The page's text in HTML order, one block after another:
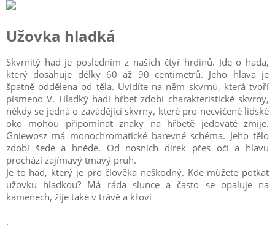
Užovka hladká
Skvrnitý had je posledním z našich čtyř hrdinů. Jde o hada,
který dosahuje délky 60 až 90 centimetrů. Jeho hlava je
špatně oddělena od těla. Uvidíte na něm skvrnu, která tvoří
písmeno V. Hladký hadí hřbet zdobí charakteristické skvrny,
někdy se jedná o zavádějící skvrny, které pro necvičené lidské
oko mohou připomínat znaky na hřbetě jedovaté zmije.
Gniewosz má monochromatické barevné schéma. Jeho tělo
zdobí šedé a hnědé. Od nosních dírek přes oči a hlavu
prochází zajímavý tmavý pruh.
Je to had, který je pro člověka neškodný. Kde můžete potkat
užovku hladkou? Má ráda slunce a často se opaluje na
kamenech, žije také v trávě a křoví
.